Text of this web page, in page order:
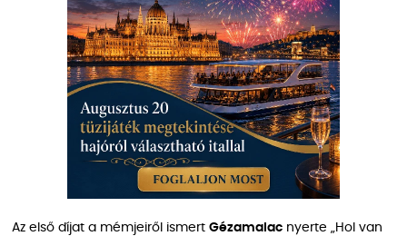
Az első díjat a mémjeiről ismert Gézamalac nyerte „Hol van